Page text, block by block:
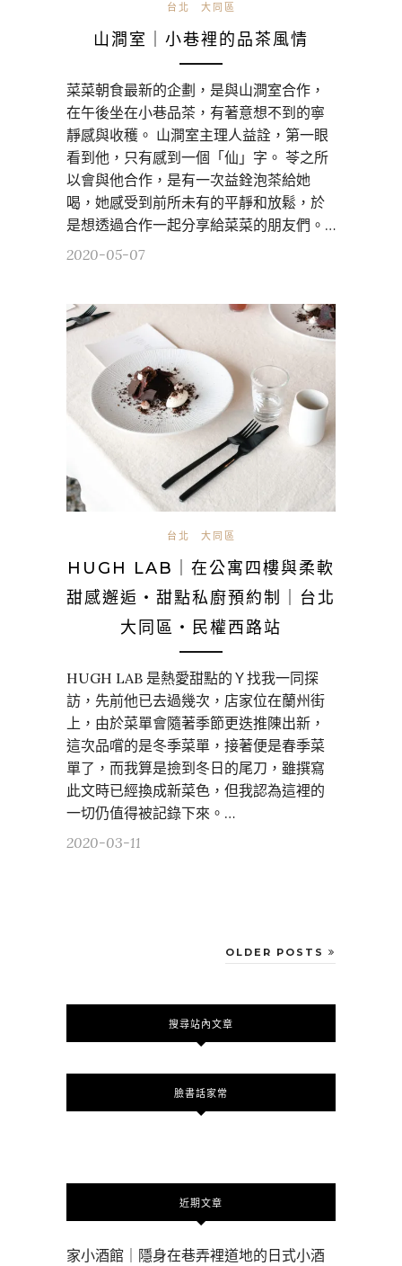
台北 大同區
山澗室｜小巷裡的品茶風情
菜菜朝食最新的企劃，是與山澗室合作，
在午後坐在小巷品茶，有著意想不到的寧
靜感與收穫。 山澗室主理人益詮，第一眼
看到他，只有感到一個「仙」字。 苓之所
以會與他合作，是有一次益銓泡茶給她
喝，她感受到前所未有的平靜和放鬆，於
是想透過合作一起分享給菜菜的朋友們。…
2020-05-07
台北 大同區
HUGH LAB｜在公寓四樓與柔軟
甜感邂逅・甜點私廚預約制｜台北
大同區・民權西路站
HUGH LAB 是熱愛甜點的Ｙ找我一同探
訪，先前他已去過幾次，店家位在蘭州街
上，由於菜單會隨著季節更迭推陳出新，
這次品嚐的是冬季菜單，接著便是春季菜
單了，而我算是撿到冬日的尾刀，雖撰寫
此文時已經換成新菜色，但我認為這裡的
一切仍值得被記錄下來。…
2020-03-11
OLDER POSTS
搜尋站內文章
臉書話家常
近期文章
家小酒館｜隱身在巷弄裡道地的日式小酒